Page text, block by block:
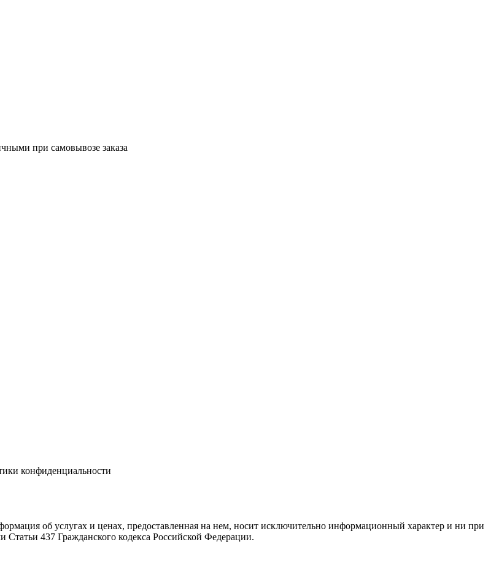
при самовывозе заказа
конфиденциальности
об услугах и ценах, предоставленная на нем, носит исключительно информационный характер и ни при
437 Гражданского кодекса Российской Федерации.